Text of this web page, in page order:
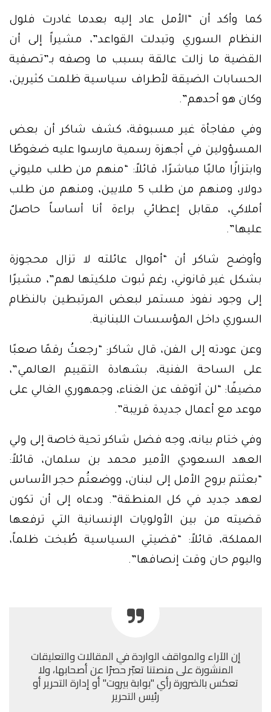
كما وأكد أن “الأمل عاد إليه بعدما غادرت فلول
النظام السوري وتبدلت القواعد”، مشيراً إلى أن
القضية ما زالت عالقة بسبب ما وصفه بـ”تصفية
الحسابات الضيقة لأطراف سياسية ظلمت كثيرين،
وكان هو أحدهم”.
وفي مفاجأة غير مسبوقة، كشف شاكر أن بعض
المسؤولين في أجهزة رسمية مارسوا عليه ضغوطًا
وابتزازًا ماليًا مباشرًا، قائلاً: “منهم من طلب مليوني
دولار، ومنهم من طلب 5 ملايين، ومنهم من طلب
أملاكي، مقابل إعطائي براءة أنا أساساً حاصلٌ
عليها”.
وأوضح شاكر أن “أموال عائلته لا تزال محجوزة
بشكل غير قانوني، رغم ثبوت ملكيتها لهم”، مشيرًا
إلى وجود نفوذ مستمر لبعض المرتبطين بالنظام
السوري داخل المؤسسات اللبنانية.
وعن عودته إلى الفن، قال شاكر: “رجعتُ رقمًا صعبًا
على الساحة الفنية، بشهادة التقييم العالمي”،
مضيفًا: “لن أتوقف عن الغناء، وجمهوري الغالي على
موعد مع أعمال جديدة قريبة”.
وفي ختام بيانه، وجه فضل شاكر تحية خاصة إلى ولي
العهد السعودي الأمير محمد بن سلمان، قائلاً:
“بعثتم بروح الأمل إلى لبنان، ووضعتُم حجر الأساس
لعهد جديد في كل المنطقة”. ودعاه إلى أن تكون
قضيته من بين الأولويات الإنسانية التي ترفعها
المملكة، قائلاً: “قضيتي السياسية طُبخت ظلماً،
واليوم حان وقت إنصافها”.
إن الآراء والمواقف الواردة في المقالات والتعليقات
المنشورة على منصتنا تعبّر حصرًا عن أصحابها، ولا
تعكس بالضرورة رأي "بوابة بيروت" أو إدارة التحرير أو
رئيس التحرير